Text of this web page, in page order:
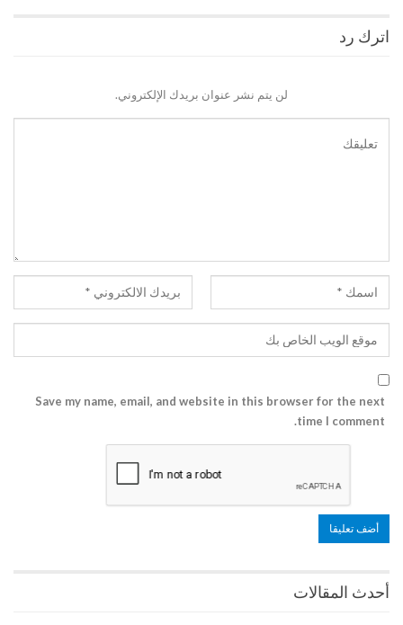
اترك رد
لن يتم نشر عنوان بريدك الإلكتروني.
Save my name, email, and website in this browser for the next
time I comment.
أحدث المقالات